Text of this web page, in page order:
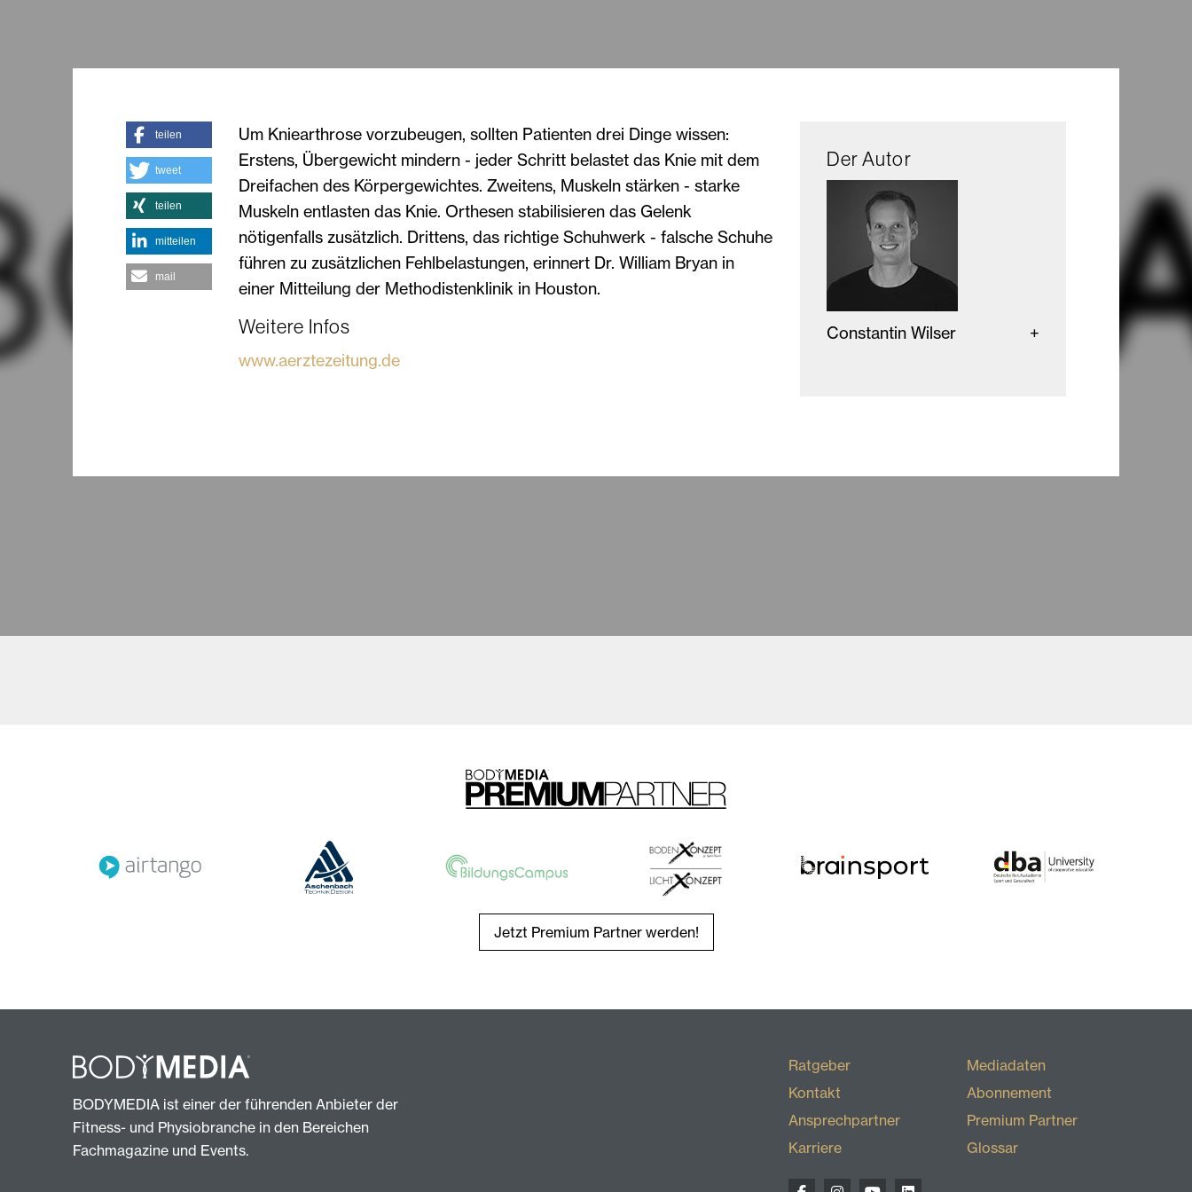
Um Kniearthrose vorzubeugen, sollten Patienten drei Dinge wissen:
Erstens, Übergewicht mindern - jeder Schritt belastet das Knie mit dem
Dreifachen des Körpergewichtes. Zweitens, Muskeln stärken - starke
Muskeln entlasten das Knie. Orthesen stabilisieren das Gelenk
nötigenfalls zusätzlich. Drittens, das richtige Schuhwerk - falsche Schuhe
führen zu zusätzlichen Fehlbelastungen, erinnert Dr. William Bryan in
einer Mitteilung der Methodistenklinik in Houston.
Weitere Infos
www.aerztezeitung.de
teilen
tweet
teilen
mitteilen
mail
Der Autor
Constantin Wilser
Jetzt Premium Partner werden!
BODYMEDIA ist einer der führenden Anbieter der
Fitness- und Physiobranche in den Bereichen
Fachmagazine und Events.
Ratgeber
Kontakt
Ansprechpartner
Karriere
Mediadaten
Abonnement
Premium Partner
Glossar